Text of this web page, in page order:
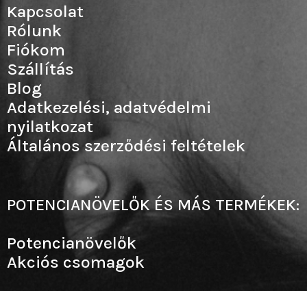
Kapcsolat
Rólunk
Fiókom
Szállítás
Blog
Adatkezelési, adatvédelmi
nyilatkozat
Általános szerződési feltételek
POTENCIANÖVELŐK ÉS MÁS TERMÉKEK:
Potencianövelők
Akciós csomagok